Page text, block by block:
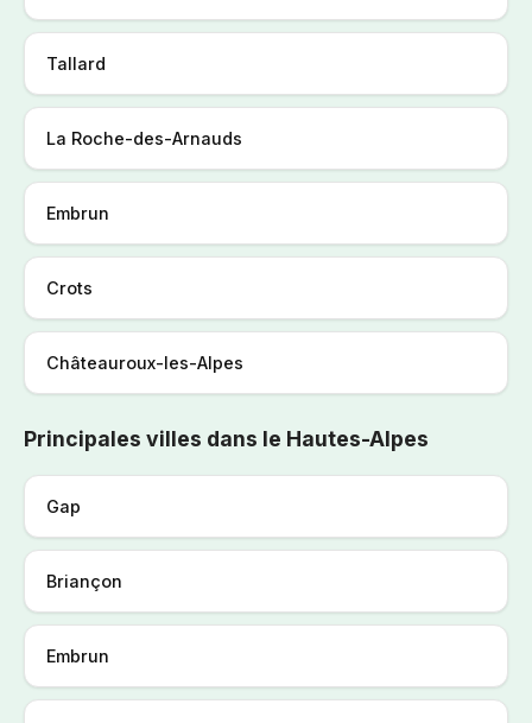
Tallard
La Roche-des-Arnauds
Embrun
Crots
Châteauroux-les-Alpes
Principales villes dans le Hautes-Alpes
Gap
Briançon
Embrun